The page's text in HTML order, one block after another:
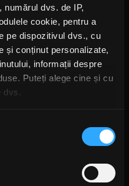
numărul dvs. de IP,
cookie, pentru a
pe dispozitivul dvs., cu
și conținut personalizate,
informații despre
Puteți alege cine și cu
dvs.
cu privire la locația dvs.
scanândul-l în mod
(amprentare)
Around the Weekend | 1 - 3
2022
1 APRILIE 2022
the Weekend | 25-27
2022
Around the Weekend | 18-20